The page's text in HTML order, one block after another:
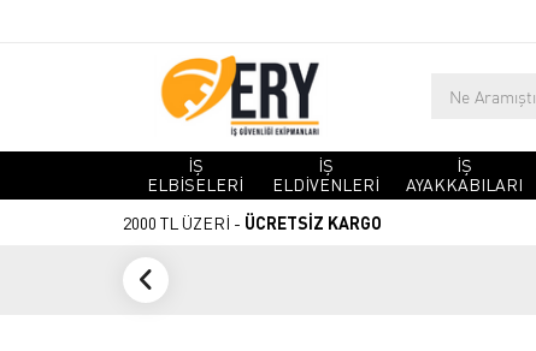
İŞ
ELBİSELERİ
İŞ
ELDİVENLERİ
İŞ
AYAKKABILARI
2000 TL ÜZERİ - ÜCRETSİZ KARGO